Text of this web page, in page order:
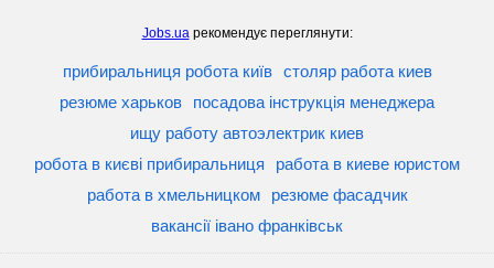
Jobs.uaрекомендує переглянути:
прибиральниця робота київ
столяр работа киев
резюме харьков
посадова інструкція менеджера
ищу работу автоэлектрик киев
робота в києві прибиральниця
работа в киеве юристом
работа в хмельницком
резюме фасадчик
вакансії івано франківськ